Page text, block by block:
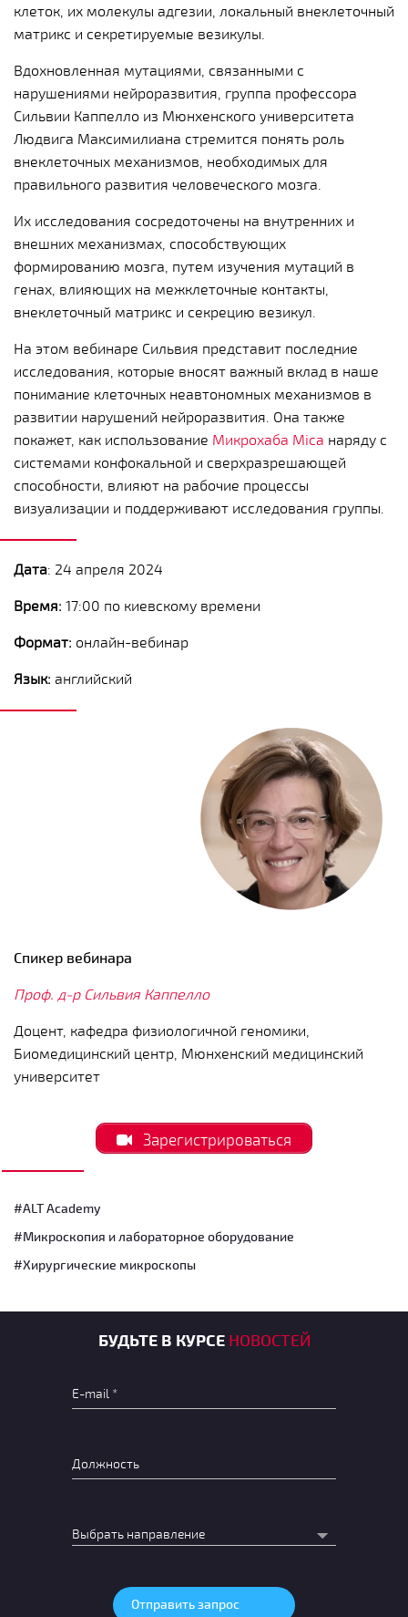
клеток, их молекулы адгезии, локальный внеклеточный
матрикс и секретируемые везикулы.
Вдохновленная мутациями, связанными с
нарушениями нейроразвития, группа профессора
Сильвии Каппелло из Мюнхенского университета
Людвига Максимилиана стремится понять роль
внеклеточных механизмов, необходимых для
правильного развития человеческого мозга.
Их исследования сосредоточены на внутренних и
внешних механизмах, способствующих
формированию мозга, путем изучения мутаций в
генах, влияющих на межклеточные контакты,
внеклеточный матрикс и секрецию везикул.
На этом вебинаре Сильвия представит последние
исследования, которые вносят важный вклад в наше
понимание клеточных неавтономных механизмов в
развитии нарушений нейроразвития. Она также
покажет, как использование Микрохаба Mica наряду с
системами конфокальной и сверхразрешающей
способности, влияют на рабочие процессы
визуализации и поддерживают исследования группы.
Дата: 24 апреля 2024
Время: 17:00 по киевскому времени
Формат: онлайн-вебинар
Язык: английский
Спикер вебинара
Проф. д-р Сильвия Каппелло
Доцент, кафедра физиологичной геномики,
Биомедицинский центр, Мюнхенский медицинский
университет
Зарегистрироваться
#ALT Academy
#Микроскопия и лабораторное оборудование
#Хирургические микроскопы
БУДЬТЕ В КУРСЕ НОВОСТЕЙ